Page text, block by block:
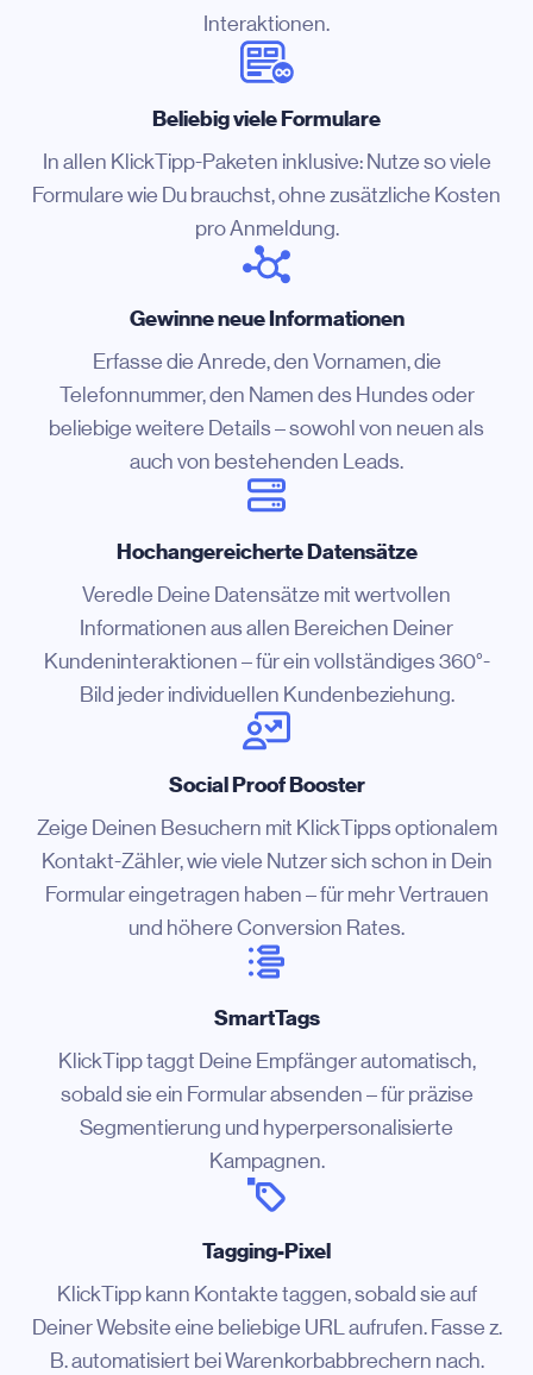
Interaktionen.
Beliebig viele Formulare
In allen KlickTipp-Paketen inklusive: Nutze so viele
Formulare wie Du brauchst, ohne zusätzliche Kosten
pro Anmeldung.
Gewinne neue Informationen
Erfasse die Anrede, den Vornamen, die
Telefonnummer, den Namen des Hundes oder
beliebige weitere Details – sowohl von neuen als
auch von bestehenden Leads.
Hochangereicherte Datensätze
Veredle Deine Datensätze mit wertvollen
Informationen aus allen Bereichen Deiner
Kundeninteraktionen – für ein vollständiges 360°-
Bild jeder individuellen Kundenbeziehung.
Social Proof Booster
Zeige Deinen Besuchern mit KlickTipps optionalem
Kontakt-Zähler, wie viele Nutzer sich schon in Dein
Formular eingetragen haben – für mehr Vertrauen
und höhere Conversion Rates.
SmartTags
KlickTipp taggt Deine Empfänger automatisch,
sobald sie ein Formular absenden – für präzise
Segmentierung und hyperpersonalisierte
Kampagnen.
Tagging-Pixel
KlickTipp kann Kontakte taggen, sobald sie auf
Deiner Website eine beliebige URL aufrufen. Fasse z.
B. automatisiert bei Warenkorbabbrechern nach.